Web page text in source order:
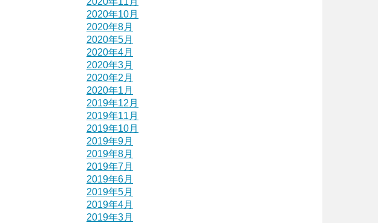
2020年10月
2020年8月
2020年5月
2020年4月
2020年3月
2020年2月
2020年1月
2019年12月
2019年11月
2019年10月
2019年9月
2019年8月
2019年7月
2019年6月
2019年5月
2019年4月
2019年3月